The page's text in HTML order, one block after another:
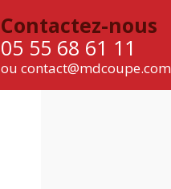
Contactez-nous
05 55 68 61 11
ou contact@mdcoupe.com